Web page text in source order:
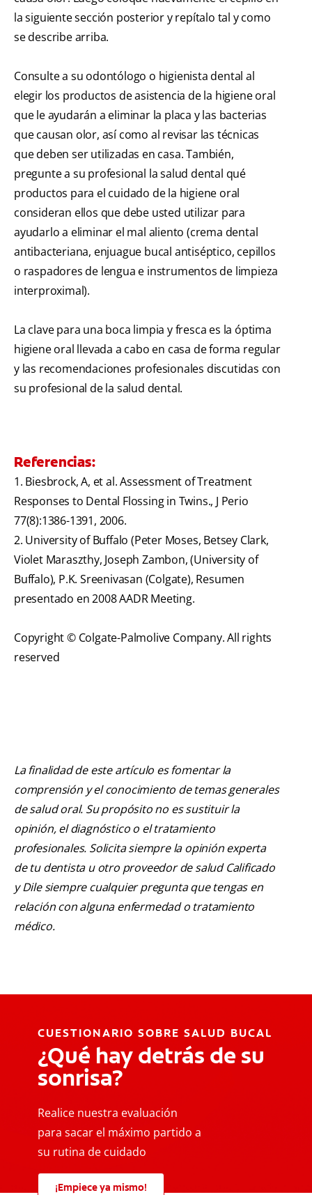
la siguiente sección posterior y repítalo tal y como
se describe arriba.
Consulte a su odontólogo o higienista dental al
elegir los productos de asistencia de la higiene oral
que le ayudarán a eliminar la placa y las bacterias
que causan olor, así como al revisar las técnicas
que deben ser utilizadas en casa. También,
pregunte a su profesional la salud dental qué
productos para el cuidado de la higiene oral
consideran ellos que debe usted utilizar para
ayudarlo a eliminar el mal aliento (crema dental
antibacteriana, enjuague bucal antiséptico, cepillos
o raspadores de lengua e instrumentos de limpieza
interproximal).
La clave para una boca limpia y fresca es la óptima
higiene oral llevada a cabo en casa de forma regular
y las recomendaciones profesionales discutidas con
su profesional de la salud dental.
Referencias:
1. Biesbrock, A, et al. Assessment of Treatment
Responses to Dental Flossing in Twins., J Perio
77(8):1386-1391, 2006.
2. University of Buffalo (Peter Moses, Betsey Clark,
Violet Maraszthy, Joseph Zambon, (University of
Buffalo), P.K. Sreenivasan (Colgate), Resumen
presentado en 2008 AADR Meeting.
Copyright © Colgate-Palmolive Company. All rights
reserved
La finalidad de este artículo es fomentar la
comprensión y el conocimiento de temas generales
de salud oral. Su propósito no es sustituir la
opinión, el diagnóstico o el tratamiento
profesionales. Solicita siempre la opinión experta
de tu dentista u otro proveedor de salud Calificado
y Dile siempre cualquier pregunta que tengas en
relación con alguna enfermedad o tratamiento
médico.
CUESTIONARIO SOBRE SALUD BUCAL
¿Qué hay detrás de su
sonrisa?
Realice nuestra evaluación
para sacar el máximo partido a
su rutina de cuidado
¡Empiece ya mismo!